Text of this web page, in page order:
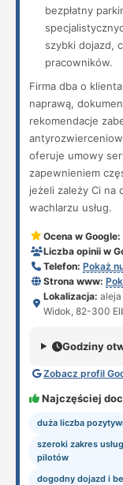
bezpłatny
szybki dojazd,
pracowników.
Firma dba o
naprawą,
rekomendacje
oferuje umowy
zapewnieniem
jeżeli zależy Ci na
wachlarzu usług.
Ocena w Google:
Liczba opinii w
Telefon: Pokaż
Strona www:
Lokalizacja:
Widok, 82-300
Godziny
Zobacz profil
Najczęściej
duża liczba
szeroki zakres
pilotów
dogodny dojazd i